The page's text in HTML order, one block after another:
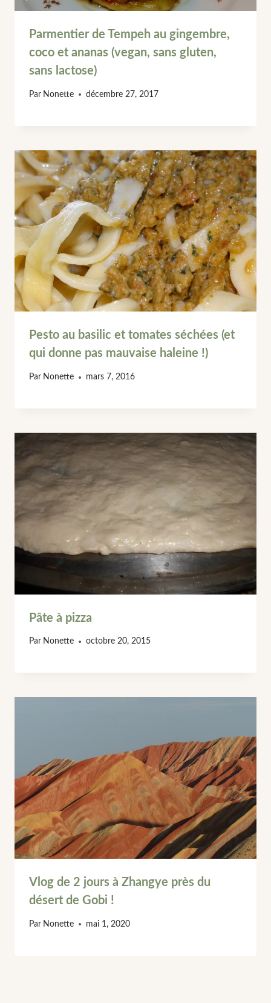
Parmentier de Tempeh au gingembre,
coco et ananas (vegan, sans gluten,
sans lactose)
Par Nonette décembre 27, 2017
Pesto au basilic et tomates séchées (et
qui donne pas mauvaise haleine !)
Par Nonette mars 7, 2016
Pâte à pizza
Par Nonette octobre 20, 2015
Vlog de 2 jours à Zhangye près du
désert de Gobi !
Par Nonette mai 1, 2020